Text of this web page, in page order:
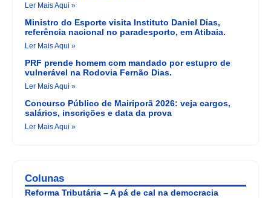
Ler Mais Aqui »
Ministro do Esporte visita Instituto Daniel Dias,
referência nacional no paradesporto, em Atibaia.
Ler Mais Aqui »
PRF prende homem com mandado por estupro de
vulnerável na Rodovia Fernão Dias.
Ler Mais Aqui »
Concurso Público de Mairiporã 2026: veja cargos,
salários, inscrições e data da prova
Ler Mais Aqui »
Colunas
Reforma Tributária – A pá de cal na democracia